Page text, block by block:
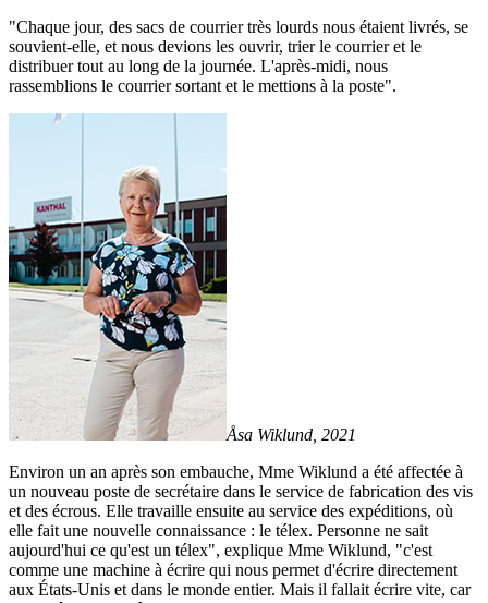
"Chaque jour, des sacs de courrier très lourds nous étaient livrés, se
souvient-elle, et nous devions les ouvrir, trier le courrier et le
distribuer tout au long de la journée. L'après-midi, nous
rassemblions le courrier sortant et le mettions à la poste".
Åsa Wiklund, 2021
Environ un an après son embauche, Mme Wiklund a été affectée à
un nouveau poste de secrétaire dans le service de fabrication des vis
et des écrous. Elle travaille ensuite au service des expéditions, où
elle fait une nouvelle connaissance : le télex. Personne ne sait
aujourd'hui ce qu'est un télex", explique Mme Wiklund, "c'est
comme une machine à écrire qui nous permet d'écrire directement
aux États-Unis et dans le monde entier. Mais il fallait écrire vite, car